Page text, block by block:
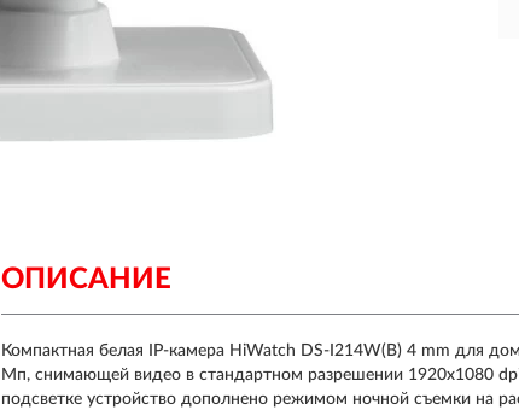
ОПИСАНИЕ
Компактная белая IP-камера HiWatch DS-I214W(B) 4 mm для
Мп, снимающей видео в стандартном разрешении 1920x1080
подсветке устройство дополнено режимом ночной съемки на